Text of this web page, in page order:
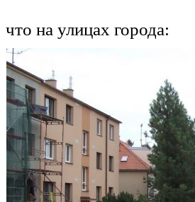
что на улицах города: